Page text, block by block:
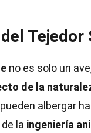
Tejedor
no es solo un
de la
albergar
la ingeniería